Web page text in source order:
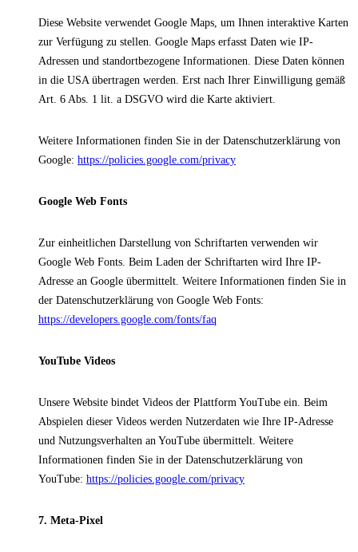
Diese Website verwendet Google Maps, um Ihnen interaktive Karten
zur Verfügung zu stellen. Google Maps erfasst Daten wie IP-
Adressen und standortbezogene Informationen. Diese Daten können
in die USA übertragen werden. Erst nach Ihrer Einwilligung gemäß
Art. 6 Abs. 1 lit. a DSGVO wird die Karte aktiviert.
Weitere Informationen finden Sie in der Datenschutzerklärung von
Google: https://policies.google.com/privacy
Google Web Fonts
Zur einheitlichen Darstellung von Schriftarten verwenden wir
Google Web Fonts. Beim Laden der Schriftarten wird Ihre IP-
Adresse an Google übermittelt. Weitere Informationen finden Sie in
der Datenschutzerklärung von Google Web Fonts:
https://developers.google.com/fonts/faq
YouTube Videos
Unsere Website bindet Videos der Plattform YouTube ein. Beim
Abspielen dieser Videos werden Nutzerdaten wie Ihre IP-Adresse
und Nutzungsverhalten an YouTube übermittelt. Weitere
Informationen finden Sie in der Datenschutzerklärung von
YouTube: https://policies.google.com/privacy
7. Meta-Pixel